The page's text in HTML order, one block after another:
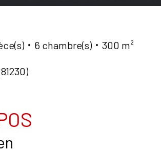
6 chambre(s) 300 m²